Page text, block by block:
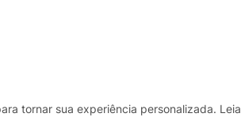
tornar sua experiência personalizada.